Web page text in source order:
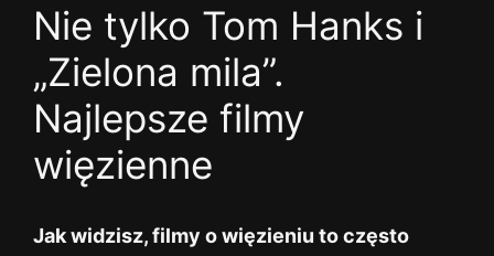
Nie tylko Tom Hanks i
„Zielona mila”.
Najlepsze filmy
więzienne
Jak widzisz, filmy o więzieniu to często